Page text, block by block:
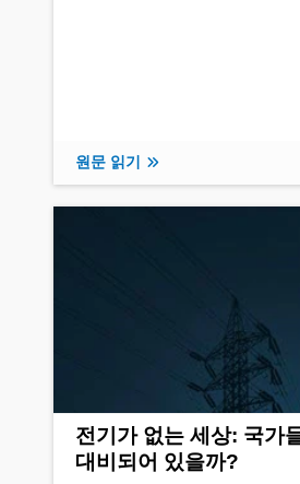
원문 읽기
전기가 없는 세상: 국가
대비되어 있을까?